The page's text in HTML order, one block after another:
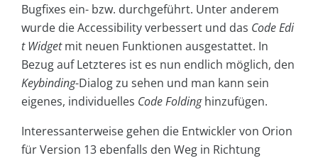
Bugfixes ein- bzw. durchgeführt. Unter anderem
wurde die Accessibility verbessert und das Code Edi
t Widgetmit neuen Funktionen ausgestattet. In
Bezug auf Letzteres ist es nun endlich möglich, den
Keybinding-Dialog zu sehen und man kann sein
eigenes, individuelles Code Foldinghinzufügen.
Interessanterweise gehen die Entwickler von Orion
für Version 13 ebenfalls den Weg in Richtung